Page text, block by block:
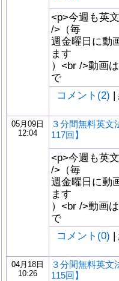
<p>今週も英
/>（毎
週金曜日に動
ます
）<br />動画
で
コメント(2) |
05月09日
12:04
３分間無料英文
117回】
<p>今週も英
/>（毎
週金曜日に動
ます
）<br />動画
で
コメント(0) |
04月18日
10:26
３分間無料英文
115回】